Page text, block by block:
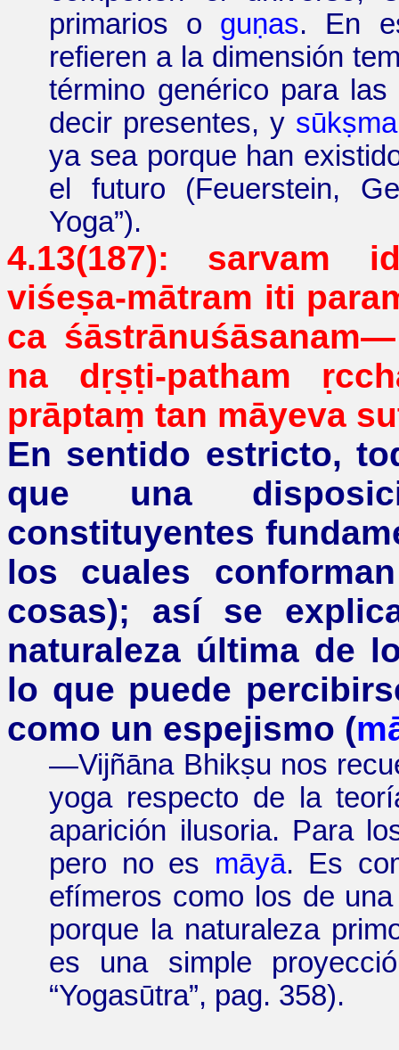
primarios o guṇas. En
refieren a la dimensión
término genérico para
decir presentes, y sūkṣma
ya sea porque han
el futuro (Feuerstein,
Yoga”).
4.13(187): sarvam
viśeṣa-mātram iti
ca śāstrānuśāsanam—
na dṛṣṭi-patham
prāptaṃ tan māyeva
En sentido estricto,
que una
constituyentes
los cuales
cosas); así se
naturaleza última de
lo que puede
como un espejismo (
—Vijñāna Bhikṣu nos
yoga respecto de la
aparición ilusoria. Para
pero no es māyā. Es
efímeros como los de
porque la naturaleza
es una simple
“Yogasūtra”, pag. 358).